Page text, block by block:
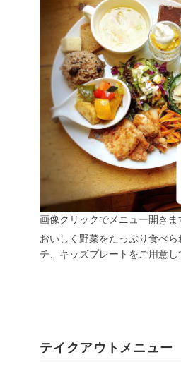
画像クリックでメニュー開きま
おいしく野菜をたっぷり食べ
チ、キッズプレートをご用意し
テイクアウトメニュー